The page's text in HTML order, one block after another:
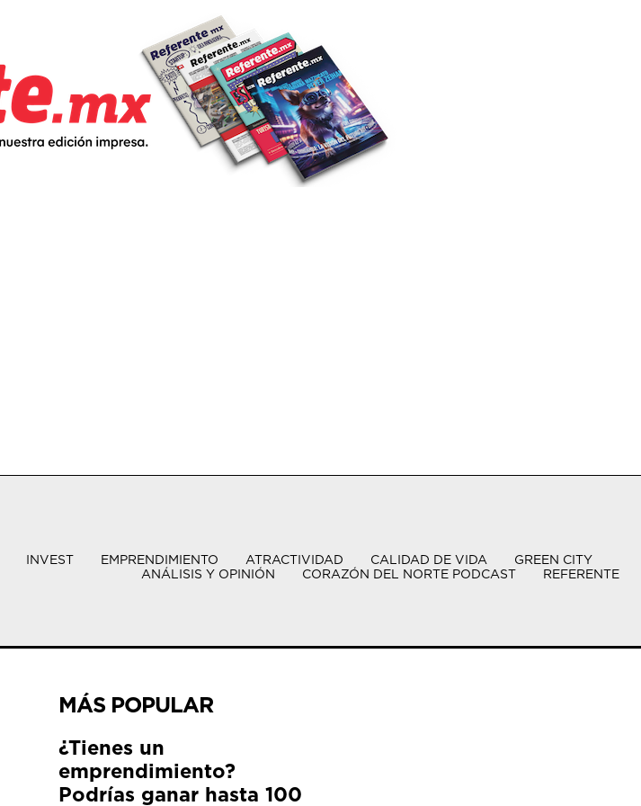
INVEST EMPRENDIMIENTO ATRACTIVIDAD CALIDAD DE VIDA
GREEN CITY
ANÁLISIS Y OPINIÓN
CORAZÓN DEL NORTE PODCAST REFERENTE
MÁS POPULAR
¿Tienes un
emprendimiento?
Podrías ganar hasta 100